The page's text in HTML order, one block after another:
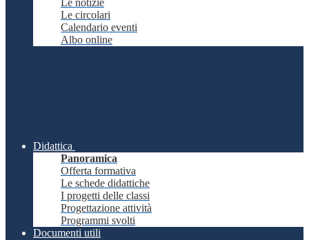
Le notizie
Le circolari
Calendario eventi
Albo online
Didattica
Panoramica
Offerta formativa
Le schede didattiche
I progetti delle classi
Progettazione attività
Programmi svolti
Documenti utili